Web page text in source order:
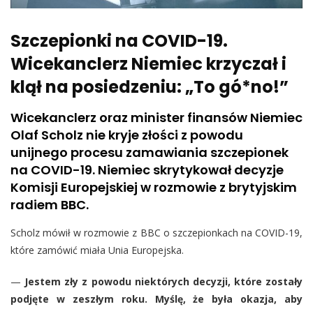
Szczepionki na COVID-19.
Wicekanclerz Niemiec krzyczał i
klął na posiedzeniu: „To gó*no!”
Wicekanclerz oraz minister finansów Niemiec
Olaf Scholz nie kryje złości z powodu
unijnego procesu zamawiania szczepionek
na COVID-19. Niemiec skrytykował decyzje
Komisji Europejskiej w rozmowie z brytyjskim
radiem BBC.
Scholz mówił w rozmowie z BBC o szczepionkach na COVID-19,
które zamówić miała Unia Europejska.
— Jestem zły z powodu niektórych decyzji, które zostały
podjęte w zeszłym roku. Myślę, że była okazja, aby